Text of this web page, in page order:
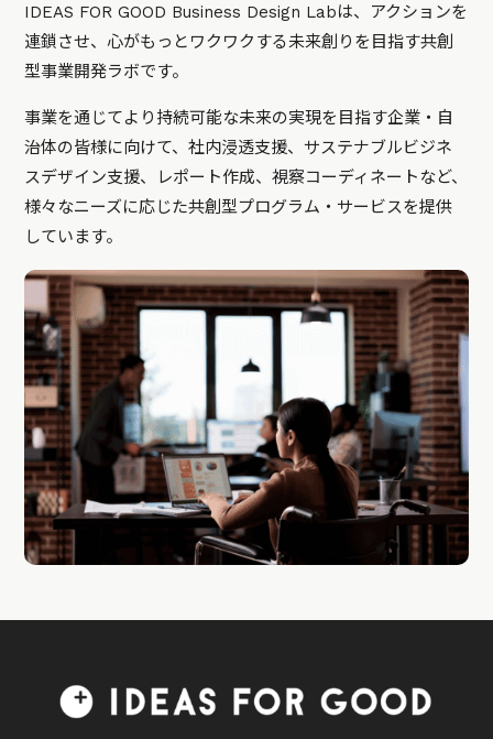
IDEAS FOR GOOD Business Design Labは、アクションを
連鎖させ、心がもっとワクワクする未来創りを目指す共創
型事業開発ラボです。
事業を通じてより持続可能な未来の実現を目指す企業・自
治体の皆様に向けて、社内浸透支援、サステナブルビジネ
スデザイン支援、レポート作成、視察コーディネートなど、
様々なニーズに応じた共創型プログラム・サービスを提供
しています。